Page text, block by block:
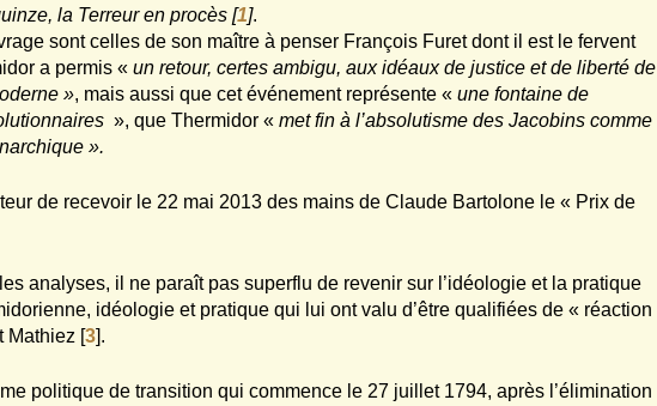
la Terreur en procès [1].
sont celles de son maître à penser François Furet dont il est le fervent
a permis «un retour, certes ambigu, aux idéaux de justice et de liberté de
», mais aussi que cet événement représente «une fontaine de
», que Thermidor «met fin à l’absolutisme des Jacobins comme
».
de recevoir le 22 mai 2013 des mains de Claude Bartolone le « Prix de
analyses, il ne paraît pas superflu de revenir sur l’idéologie et la pratique
idéologie et pratique qui lui ont valu d’être qualifiées de « réaction
Mathiez [3].
politique de transition qui commence le 27 juillet 1794, après l’élimination